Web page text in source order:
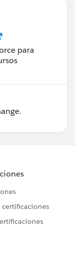
para